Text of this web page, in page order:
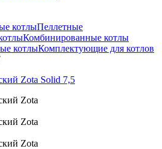
котлыПеллетные
Комбинированные котлы
котлыКомплектующие для котлов